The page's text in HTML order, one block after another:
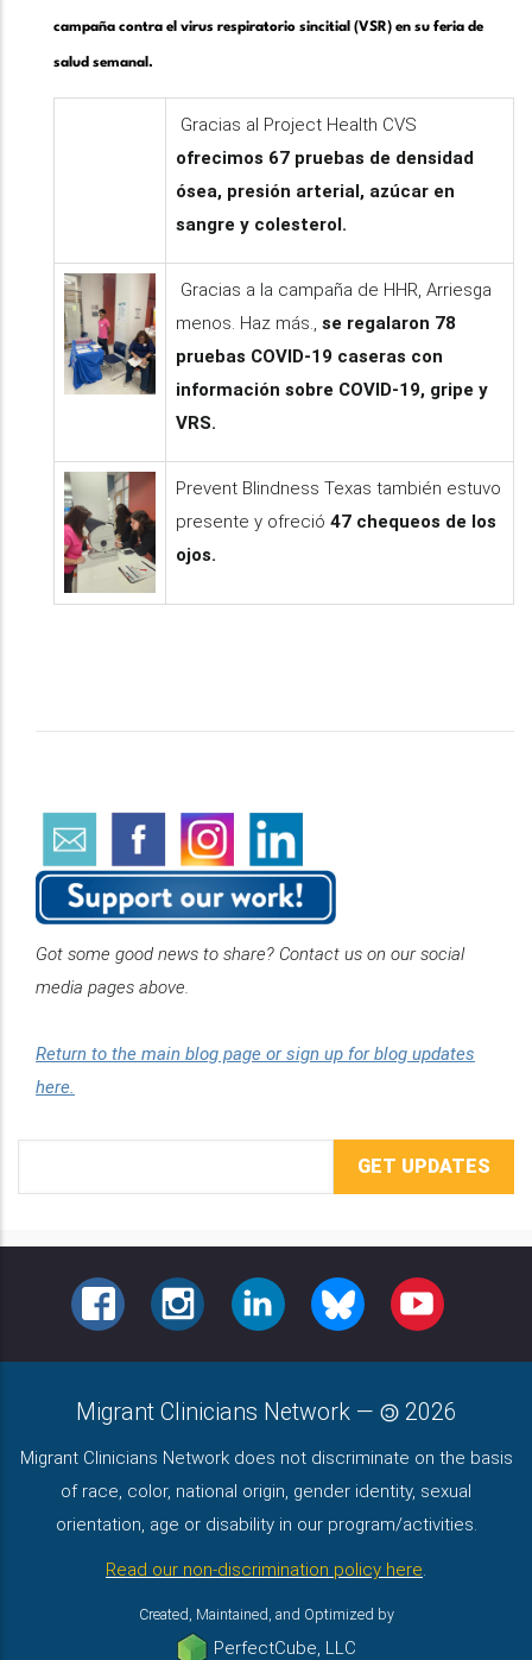
campaña contra el virus respiratorio sincitial (VSR) en su feria de
salud semanal.
Gracias al Project Health CVS
ofrecimos 67 pruebas de densidad
ósea, presión arterial, azúcar en
sangre y colesterol.
Gracias a la campaña de HHR, Arriesga
menos. Haz más., se regalaron 78
pruebas COVID-19 caseras con
información sobre COVID-19, gripe y
VRS.
Prevent Blindness Texas también estuvo
presente y ofreció 47 chequeos de los
ojos.
Got some good news to share? Contact us on our social
media pages above.
Return to the main blog page or sign up for blog updates
here.
Address
FACEBOOKINSTAGRAMLINKEDINBLUESKY YOUTUBE
Migrant Clinicians Network — 2026
Migrant Clinicians Network does not discriminate on the basis
of race, color, national origin, gender identity, sexual
orientation, age or disability in our program/activities.
Read our non-discrimination policy here
Created, Maintained, and Optimized by
PerfectCube, LLC